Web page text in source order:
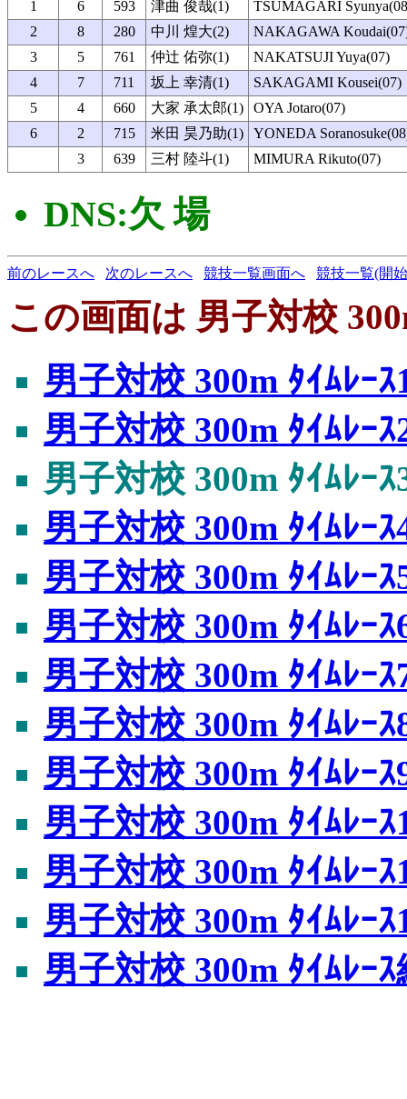
1
6 593 津曲 俊哉(1)
TSUMAGARI
2
8 280 中川 煌大(2)
NAKAGAWA
3
5 761 仲辻 佑弥(1)
NAKATSUJI Yuya(07)
4
7 711 坂上 幸清(1)
SAKAGAMI Kousei(07)
5
4 660 大家 承太郎(1)
OYA Jotaro(07)
6
2 715 米田 昊乃助(1)
YONEDA
3
639 三村 陸斗(1) MIMURA Rikuto(07)
DNS:欠 場
前のレースへ 次のレースへ 競技一覧画面へ 競技一覧(開
この画面は 男子対校
男子対校 300m ﾀｲﾑﾚｰｽ
男子対校 300m ﾀｲﾑﾚｰｽ
男子対校 300m ﾀｲﾑﾚｰｽ
男子対校 300m ﾀｲﾑﾚｰｽ
男子対校 300m ﾀｲﾑﾚｰｽ
男子対校 300m ﾀｲﾑﾚｰｽ
男子対校 300m ﾀｲﾑﾚｰｽ
男子対校 300m ﾀｲﾑﾚｰｽ
男子対校 300m ﾀｲﾑﾚｰｽ
男子対校 300m ﾀｲﾑﾚｰｽ
男子対校 300m ﾀｲﾑﾚｰｽ
男子対校 300m ﾀｲﾑﾚｰｽ
男子対校 300m ﾀｲﾑﾚｰ